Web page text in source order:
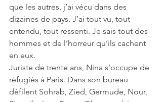
que les autres, j’ai vécu dans des
dizaines de pays. J’ai tout vu, tout
entendu, tout ressenti. Je sais tout des
hommes et de l’horreur qu’ils cachent
en eux.
Juriste de trente ans, Nina s’occupe de
réfugiés à Paris. Dans son bureau
défilent Sohrab, Zied, Germude, Nour,